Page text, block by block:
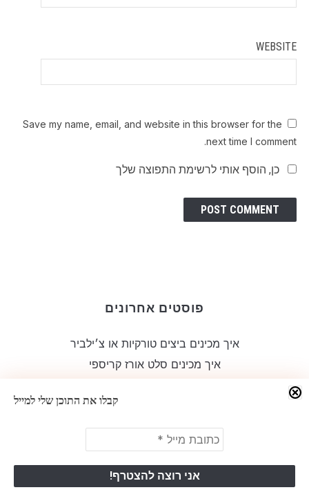
קבלו את התוכן שלי למייל
WEBSITE
Save my name, email, and website in this browser for the
next time I comment.
כן, הוסף אותי לרשימת התפוצה שלך
פוסטים אחרונים
איך מכינים ביצים טורקיות או צ׳ילביר
איך מכינים סלט אורז קריספי
איך מכינים פוקי בול עם סלמון צלוי וירקות
איך מכינים אורזו עם רוטב חמאתי מפנק